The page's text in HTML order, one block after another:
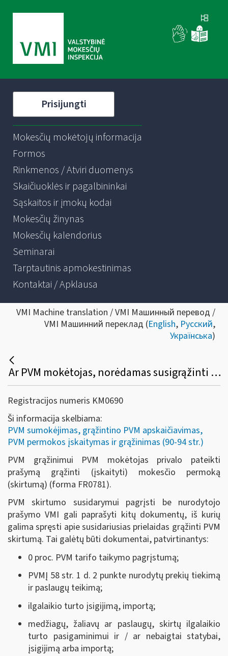
Prisijungti
Mokesčių mokėtojų informacija
Formos
Rinkmenos / Atviri duomenys
Skaičiuoklės ir pagalbininkai
Sąskaitos ir įmokų kodai
Mokesčių žinynas
Mokesčių kalendorius
Seminarai
Tarptautinis apmokestinimas
Kontaktai / Apklausa
VMI Machine translation / VMI Машинный перевод /
VMI Машинний переклад (English, Русский,
Українська)
Ar PVM mokėtojas, norėdamas susigrąžinti PVM, privalo pateikti prašymą?
Registracijos numeris KM0690
Ši informacija skelbiama:
PVM sumokėjimas, grąžintino PVM apskaičiavimas,
PVM permokos įskaitymas ir grąžinimas (90-94 str.)
PVM grąžinimui PVM mokėtojas privalo pateikti
prašymą grąžinti (įskaityti) mokesčio permoką
(skirtumą) (forma FR0781).
PVM skirtumo susidarymui pagrįsti be nurodytojo
prašymo VMI gali paprašyti kitų dokumentų, iš kurių
galima spręsti apie susidariusias prielaidas grąžinti PVM
skirtumą. Tai galėtų būti dokumentai, patvirtinantys:
0 proc. PVM tarifo taikymo pagrįstumą;
PVMĮ 58 str. 1 d. 2 punkte nurodytų prekių tiekimą
ir paslaugų teikimą;
ilgalaikio turto įsigijimą, importą;
medžiagų, žaliavų ar paslaugų, skirtų ilgalaikio
turto pasigaminimui ir / ar nebaigtai statybai,
įsigijimą arba importą;